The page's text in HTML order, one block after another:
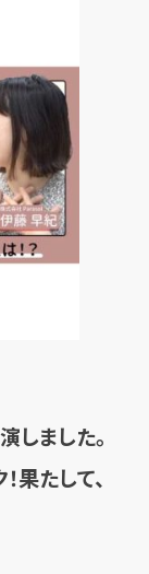
しました。
果たして、